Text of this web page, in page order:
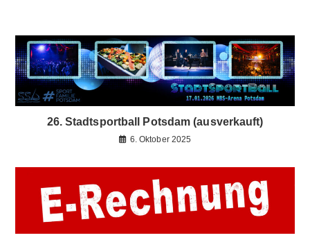
26. Stadtsportball Potsdam (ausverkauft)
6. Oktober 2025